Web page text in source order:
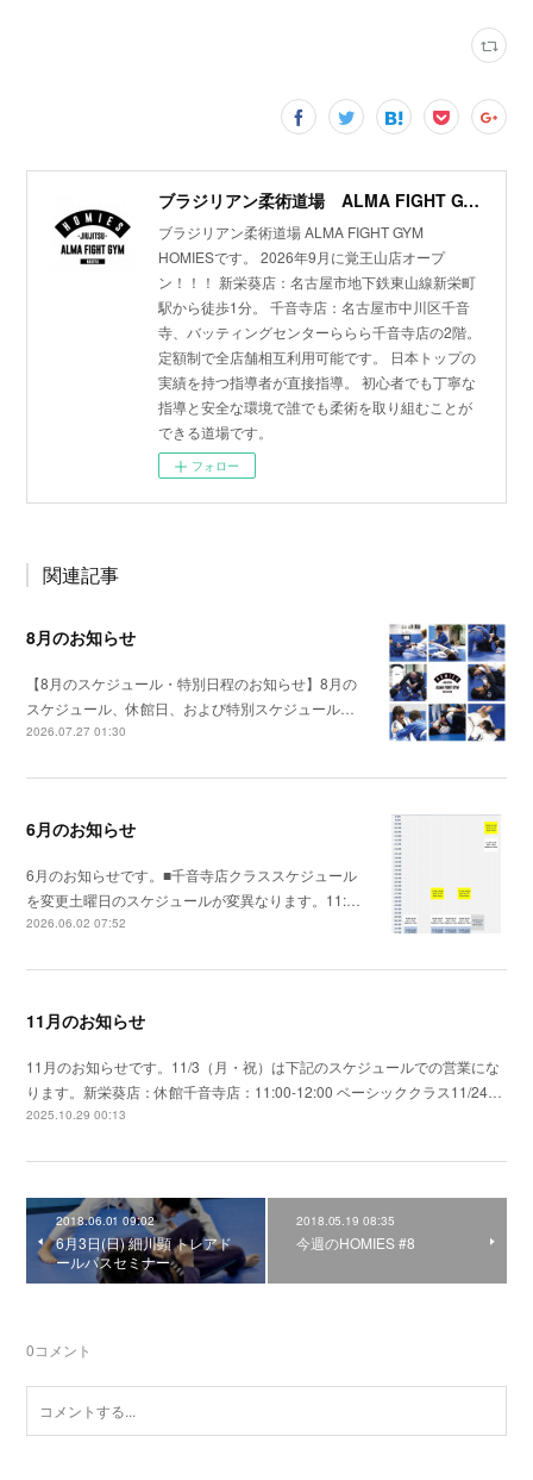
ブラジリアン柔術道場 ALMA FIGHT GYM HOMIES(ホーミーズ)
ブラジリアン柔術道場 ALMA FIGHT GYM
HOMIESです。 2026年9月に覚王山店オープ
ン！！！ 新栄葵店：名古屋市地下鉄東山線新栄町
駅から徒歩1分。 千音寺店：名古屋市中川区千音
寺、バッティングセンターららら千音寺店の2階。
定額制で全店舗相互利用可能です。 日本トップの
実績を持つ指導者が直接指導。 初心者でも丁寧な
指導と安全な環境で誰でも柔術を取り組むことが
できる道場です。
フォロー
関連記事
8月のお知らせ
【8月のスケジュール・特別日程のお知らせ】8月の
スケジュール、休館日、および特別スケジュール…
2026.07.27 01:30
6月のお知らせ
6月のお知らせです。■千音寺店クラススケジュール
を変更土曜日のスケジュールが変異なります。11:…
2026.06.02 07:52
11月のお知らせ
11月のお知らせです。11/3（月・祝）は下記のスケジュールでの営業にな
ります。新栄葵店：休館千音寺店：11:00-12:00 ベーシッククラス11/24…
2025.10.29 00:13
2018.06.01 09:02
6月3日(日) 細川顕 トレアド
ールパスセミナー
2018.05.19 08:35
今週のHOMIES #8
0コメント